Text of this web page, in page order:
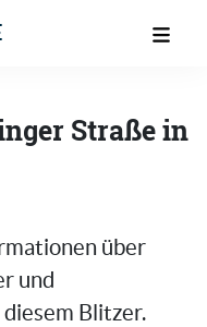
Straße in
über
und
Blitzer.